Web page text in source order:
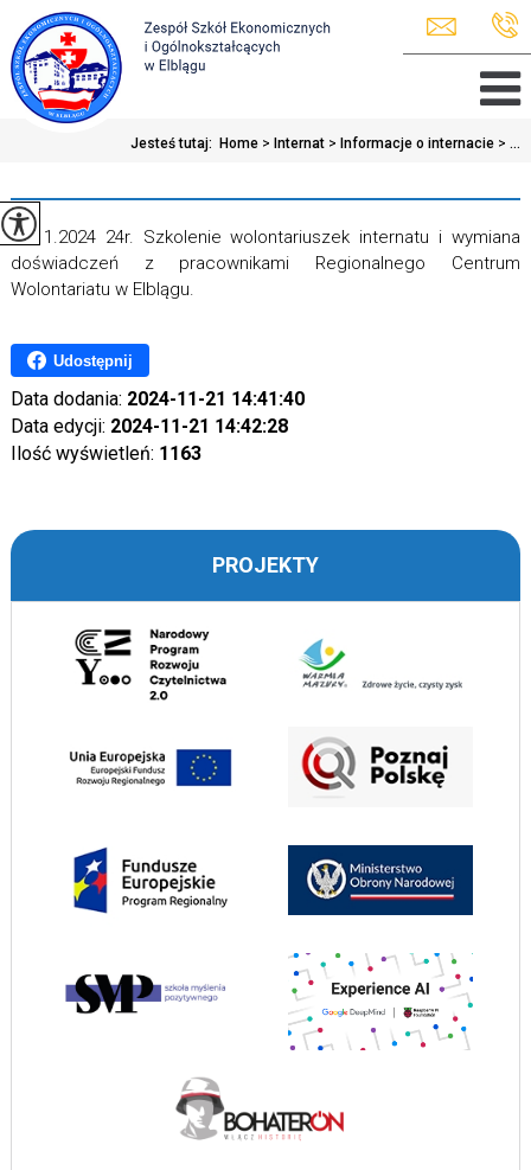
Jesteś tutaj: Home > Internat > Informacje o internacie > ...
19.11.2024 24r. Szkolenie wolontariuszek internatu i wymiana
doświadczeń z pracownikami Regionalnego Centrum
Wolontariatu w Elblągu.
Udostępnij
Data dodania: 2024-11-21 14:41:40
Data edycji: 2024-11-21 14:42:28
Ilość wyświetleń: 1163
PROJEKTY